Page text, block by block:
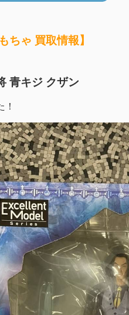
ちゃ 買取情報】
青キジ クザン
！